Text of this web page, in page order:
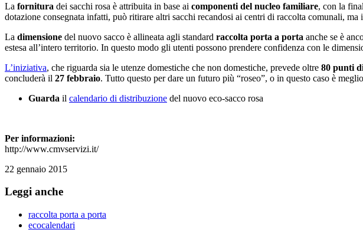
La fornitura dei sacchi rosa è attribuita in base ai componenti del nucleo familiare, con la
dotazione consegnata infatti, può ritirare altri sacchi recandosi ai centri di raccolta comunali,
La dimensione del nuovo sacco è allineata agli standard raccolta porta a porta anche se è
estesa all’intero territorio. In questo modo gli utenti possono prendere confidenza con le
L’iniziativa, che riguarda sia le utenze domestiche che non domestiche, prevede oltre 80 punti
concluderà il 27 febbraio. Tutto questo per dare un futuro più “roseo”, o in questo caso è
Guarda il calendario di distribuzione del nuovo eco-sacco rosa
Per informazioni:
http://www.cmvservizi.it/
22 gennaio 2015
Leggi anche
raccolta porta a porta
ecocalendari